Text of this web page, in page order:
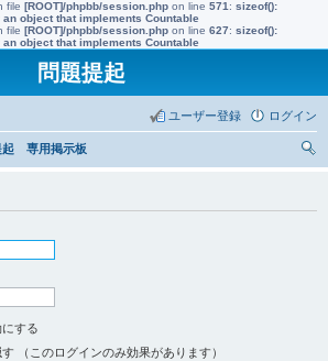
file [ROOT]/phpbb/session.php on line 571 : sizeof():
object that implements Countable
file [ROOT]/phpbb/session.php on line 627: sizeof():
object that implements Countable
問題提起
ログイン
ユーザー登録
起 専用掲示板
する
（このログインのみ効果があります）